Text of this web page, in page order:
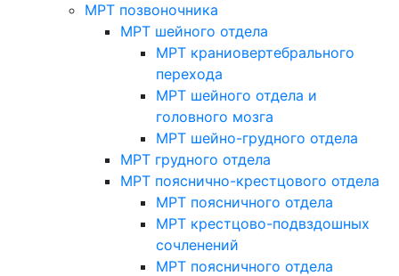
МРТ позвоночника
МРТ шейного отдела
МРТ краниовертебрального
перехода
МРТ шейного отдела и
головного мозга
МРТ шейно-грудного отдела
МРТ грудного отдела
МРТ пояснично-крестцового отдела
МРТ поясничного отдела
МРТ крестцово-подвздошных
сочленений
МРТ поясничного отдела